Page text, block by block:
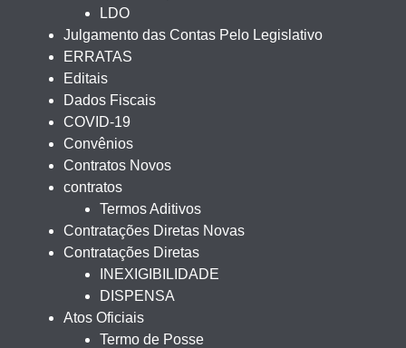
LDO
Julgamento das Contas Pelo Legislativo
ERRATAS
Editais
Dados Fiscais
COVID-19
Convênios
Contratos Novos
contratos
Termos Aditivos
Contratações Diretas Novas
Contratações Diretas
INEXIGIBILIDADE
DISPENSA
Atos Oficiais
Termo de Posse